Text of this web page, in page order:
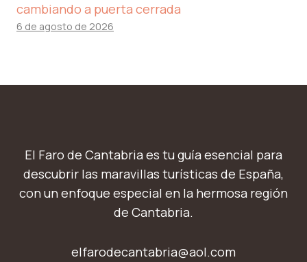
cambiando a puerta cerrada
6 de agosto de 2026
El Faro de Cantabria es tu guía esencial para
descubrir las maravillas turísticas de España,
con un enfoque especial en la hermosa región
de Cantabria.
elfarodecantabria@aol.com